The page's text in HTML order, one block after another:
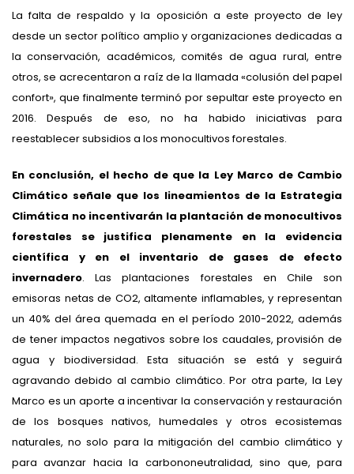
La falta de respaldo y la oposición a este proyecto de ley
desde un sector político amplio y organizaciones dedicadas a
la conservación, académicos, comités de agua rural, entre
otros, se acrecentaron a raíz de la llamada «colusión del papel
confort», que finalmente terminó por sepultar este proyecto en
2016. Después de eso, no ha habido iniciativas para
reestablecer subsidios a los monocultivos forestales.
En conclusión, el hecho de que la Ley Marco de Cambio
Climático señale que los lineamientos de la Estrategia
Climática no incentivarán la plantación de monocultivos
forestales se justifica plenamente en la evidencia
científica y en el inventario de gases de efecto
invernadero. Las plantaciones forestales en Chile son
emisoras netas de CO2, altamente inflamables, y representan
un 40% del área quemada en el período 2010-2022, además
de tener impactos negativos sobre los caudales, provisión de
agua y biodiversidad. Esta situación se está y seguirá
agravando debido al cambio climático. Por otra parte, la Ley
Marco es un aporte a incentivar la conservación y restauración
de los bosques nativos, humedales y otros ecosistemas
naturales, no solo para la mitigación del cambio climático y
para avanzar hacia la carbononeutralidad, sino que, para